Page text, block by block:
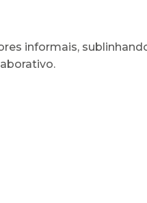
informais,